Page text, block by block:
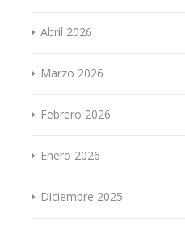
Abril 2026
Marzo 2026
Febrero 2026
Enero 2026
Diciembre 2025